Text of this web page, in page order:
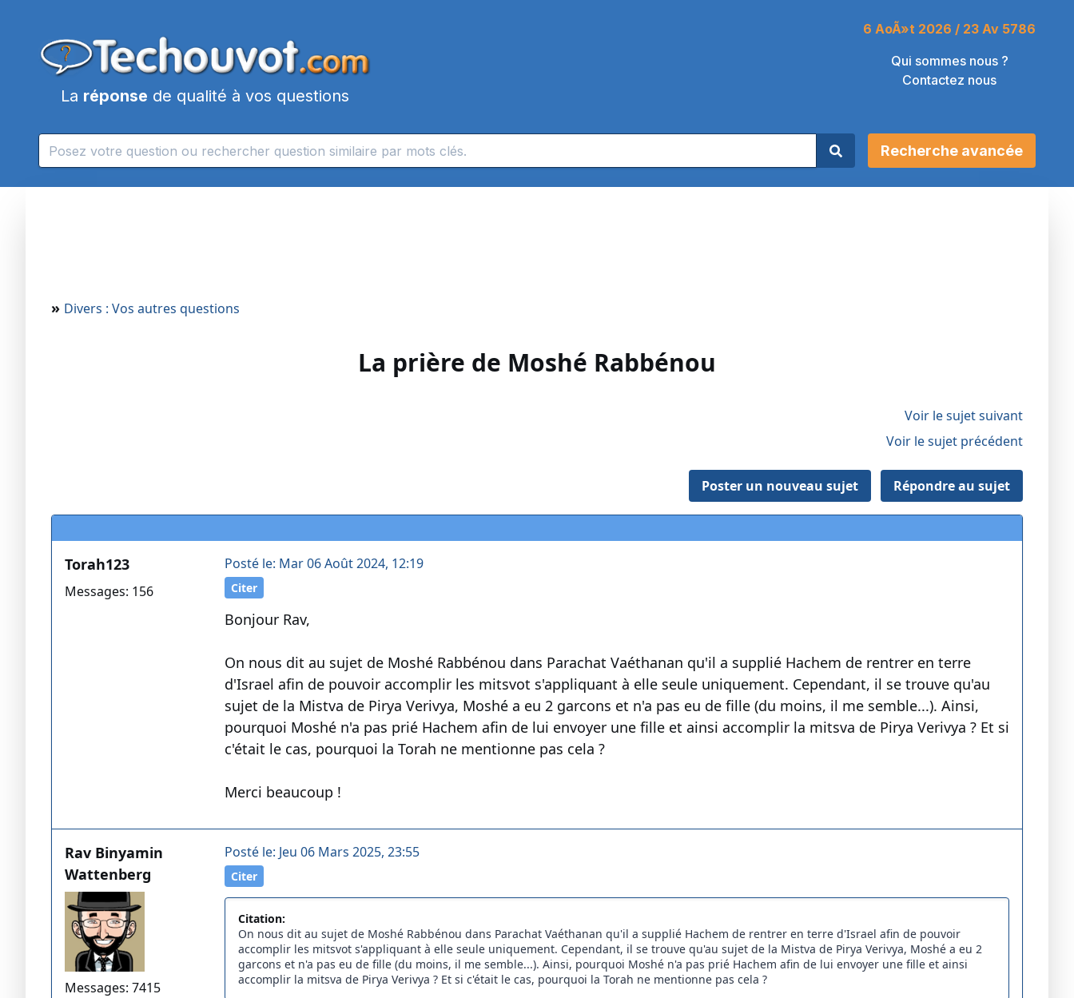
La réponse de qualité à vos questions
6 AoÃ»t 2026 / 23 Av 5786
Qui sommes nous ?
Contactez nous
Recherche avancée
» Divers : Vos autres questions
La prière de Moshé Rabbénou
Voir le sujet suivant
Voir le sujet précédent
Poster un nouveau sujet Répondre au sujet
Torah123
Messages: 156
Posté le: Mar 06 Août 2024, 12:19
Citer
Bonjour Rav,
On nous dit au sujet de Moshé Rabbénou dans Parachat Vaéthanan qu'il a supplié Hachem de rentrer en terre
d'Israel afin de pouvoir accomplir les mitsvot s'appliquant à elle seule uniquement. Cependant, il se trouve qu'au
sujet de la Mistva de Pirya Verivya, Moshé a eu 2 garcons et n'a pas eu de fille (du moins, il me semble...). Ainsi,
pourquoi Moshé n'a pas prié Hachem afin de lui envoyer une fille et ainsi accomplir la mitsva de Pirya Verivya ? Et si
c'était le cas, pourquoi la Torah ne mentionne pas cela ?
Merci beaucoup !
Rav Binyamin
Wattenberg
Messages: 7415
Posté le: Jeu 06 Mars 2025, 23:55
Citer
Citation:
On nous dit au sujet de Moshé Rabbénou dans Parachat Vaéthanan qu'il a supplié Hachem de rentrer en terre d'Israel afin de pouvoir
accomplir les mitsvot s'appliquant à elle seule uniquement. Cependant, il se trouve qu'au sujet de la Mistva de Pirya Verivya, Moshé a eu 2
garcons et n'a pas eu de fille (du moins, il me semble...). Ainsi, pourquoi Moshé n'a pas prié Hachem afin de lui envoyer une fille et ainsi
accomplir la mitsva de Pirya Verivya ? Et si c'était le cas, pourquoi la Torah ne mentionne pas cela ?